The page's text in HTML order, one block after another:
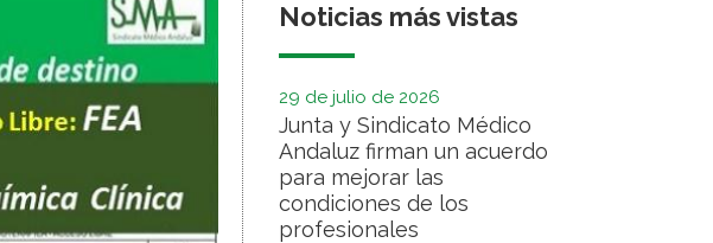
Noticias más vistas
29 de julio de 2026
Junta y Sindicato Médico
Andaluz firman un acuerdo
para mejorar las
condiciones de los
profesionales